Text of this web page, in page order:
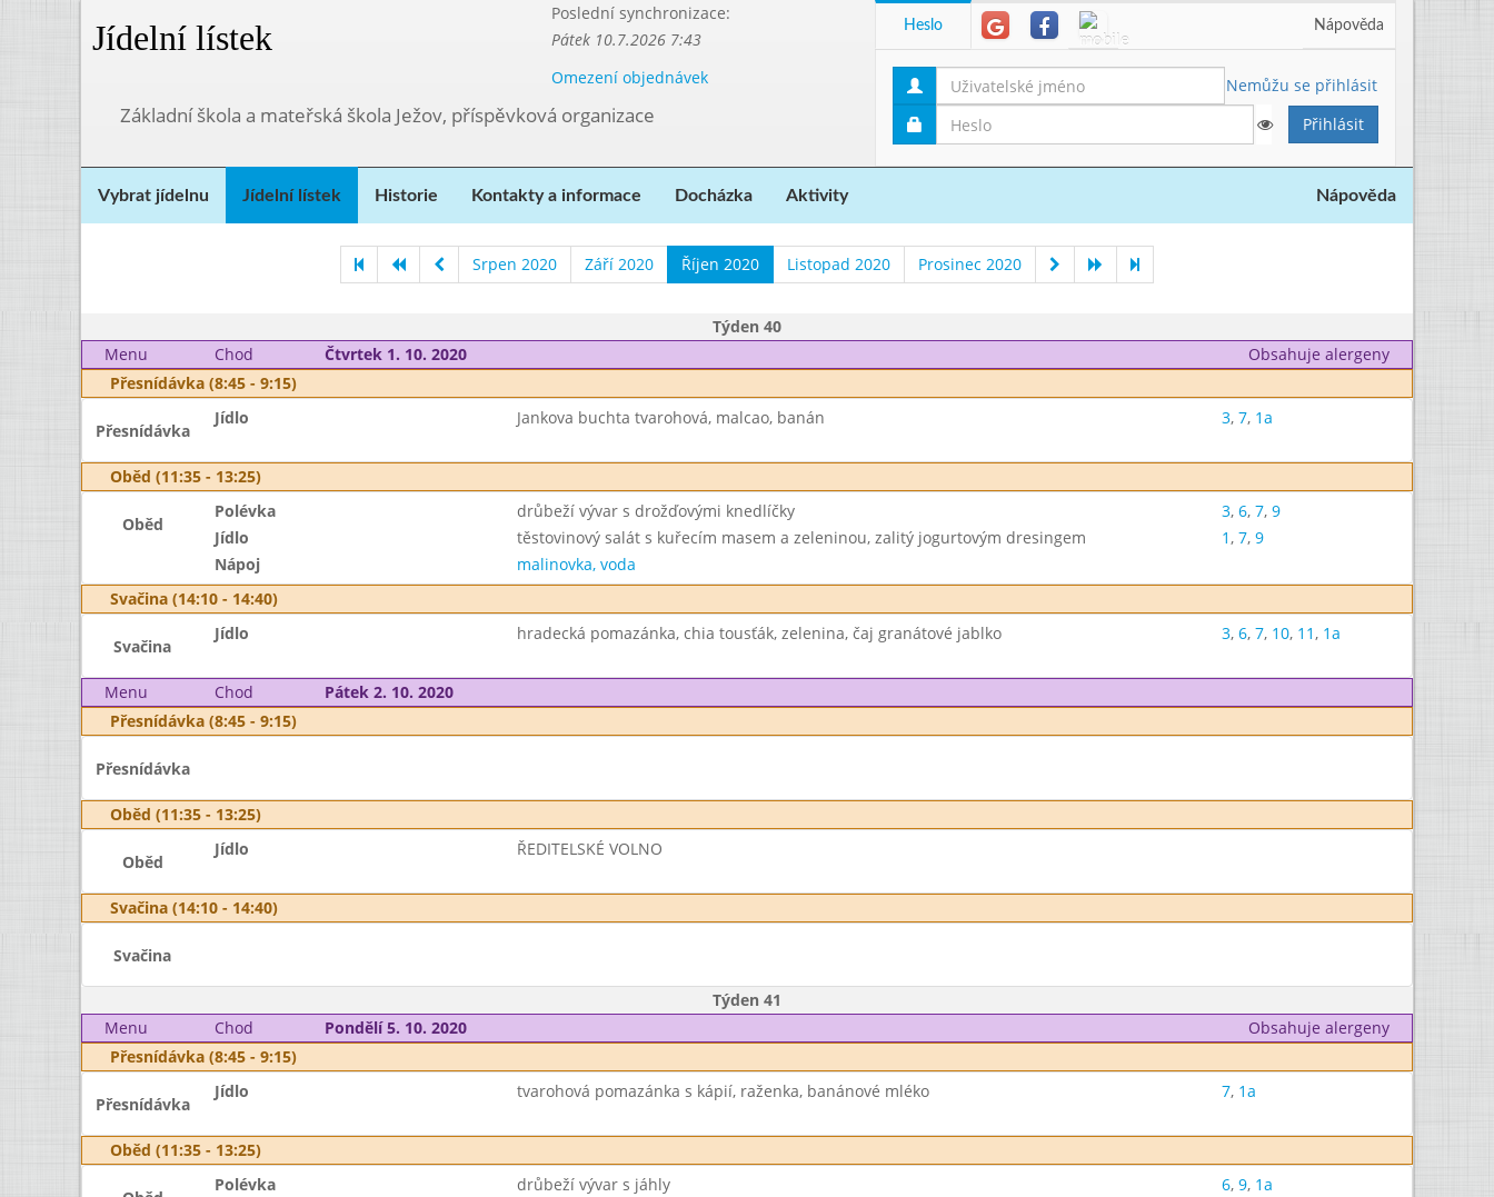
Jídelní lístek
Poslední synchronizace:
Pátek 10.7.2026 7:43
Omezení objednávek
Základní škola a mateřská škola Ježov, příspěvková organizace
Heslo Nápověda
Nemůžu se přihlásit
Vybrat jídelnu Jídelní lístek Historie Kontakty a informace Docházka Aktivity Nápověda
Srpen 2020 Září 2020 Říjen 2020 Listopad 2020 Prosinec 2020
Týden 40
Menu
Chod Čtvrtek 1. 10. 2020
Obsahuje alergeny
Přesnídávka (8:45 - 9:15)
Přesnídávka
Jídlo Jankova buchta tvarohová, malcao, banán 3, 7, 1a
Oběd (11:35 - 13:25)
Oběd
Polévka drůbeží vývar s drožďovými knedlíčky 3, 6, 7, 9
Jídlo
těstovinový salát s kuřecím masem a zeleninou, zalitý jogurtovým dresingem 1, 7, 9
Nápoj
malinovka, voda
Svačina (14:10 - 14:40)
Svačina
Jídlo hradecká pomazánka, chia tousťák, zelenina, čaj granátové jablko 3, 6, 7, 10, 11, 1a
Menu Chod
Pátek 2. 10. 2020
Přesnídávka (8:45 - 9:15)
Přesnídávka
Oběd (11:35 - 13:25)
Oběd
Jídlo ŘEDITELSKÉ VOLNO
Svačina (14:10 - 14:40)
Svačina
Týden 41
Menu
Chod Pondělí 5. 10. 2020
Obsahuje alergeny
Přesnídávka (8:45 - 9:15)
Přesnídávka
Jídlo tvarohová pomazánka s kápií, raženka, banánové mléko 7, 1a
Oběd (11:35 - 13:25)
Polévka drůbeží vývar s jáhly 6, 9, 1a